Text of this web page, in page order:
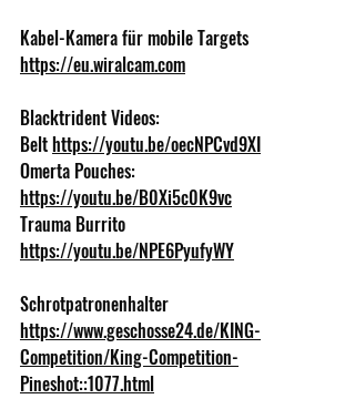
Kabel-Kamera für mobile Targets
https://eu.wiralcam.com
Blacktrident Videos:
Belt https://youtu.be/oecNPCvd9XI
Omerta Pouches:
https://youtu.be/B0Xi5c0K9vc
Trauma Burrito
https://youtu.be/NPE6PyufyWY
Schrotpatronenhalter
https://www.geschosse24.de/KING-
Competition/King-Competition-
Pineshot::1077.html